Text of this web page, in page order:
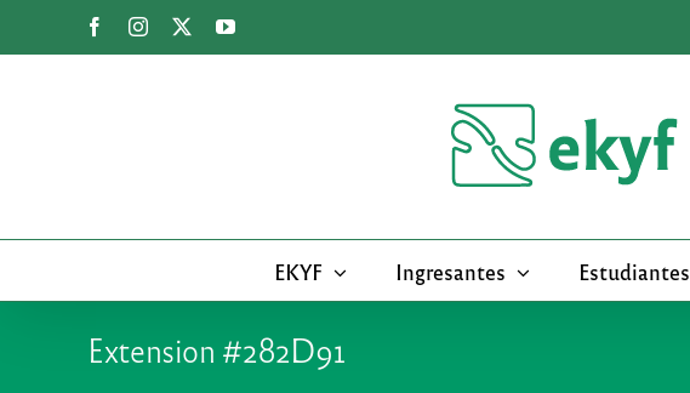
FacebookInstagram YouTube
EKYF Ingresantes Estudiantes
Extension #282D91